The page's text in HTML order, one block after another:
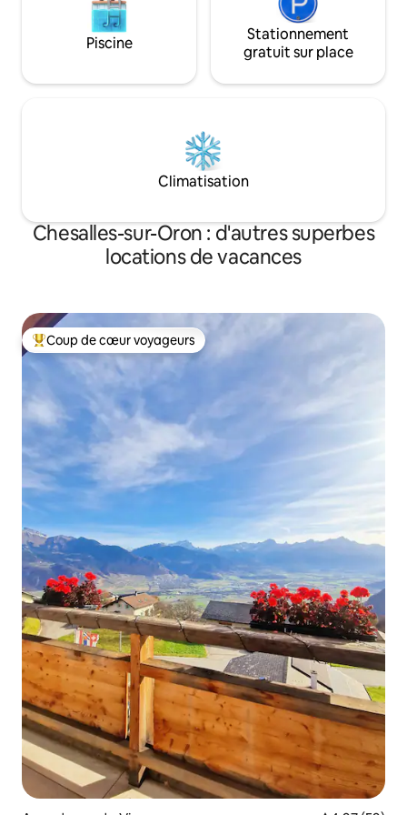
Piscine
Stationnement
gratuit sur place
Climatisation
Chesalles-sur-Oron : d'autres superbes
locations de vacances
Coups de cœur voyageurs les plus appréciés
Coup de cœur voyageurs